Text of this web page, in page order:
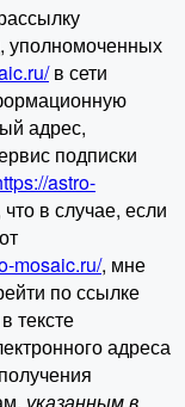
уполномоченных
в сети
адрес,
подписки
astro-
в случае, если
mosaic.ru/, мне
по ссылке
тексте
адреса
указанным в